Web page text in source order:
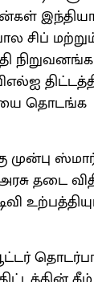
சிப்
தொடங்க
தடை